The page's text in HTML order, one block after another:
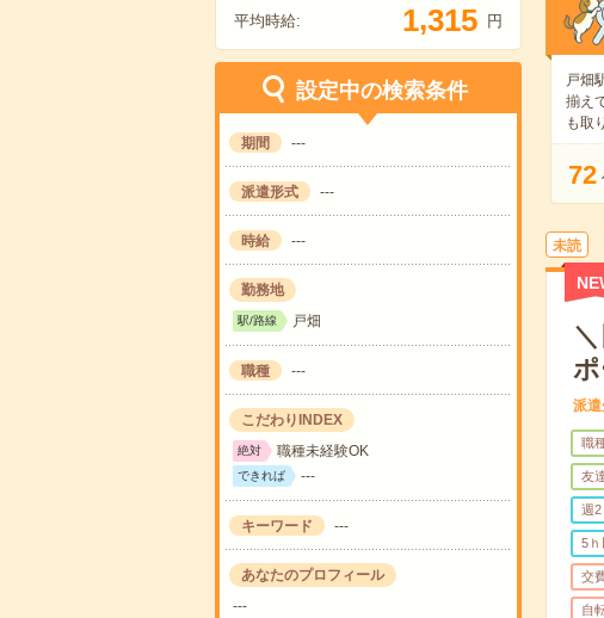
平均時給: 1,315 円
設定中の検索条件
期間 ---
派遣形式 ---
時給 ---
勤務地
駅/路線 戸畑
職種 ---
こだわりINDEX
絶対 職種未経験OK
できれば ---
キーワード ---
あなたのプロフィール
---
戸畑
揃え
も取
72
未読
ポ
派遣
職
友
週2
5ｈ
交
自